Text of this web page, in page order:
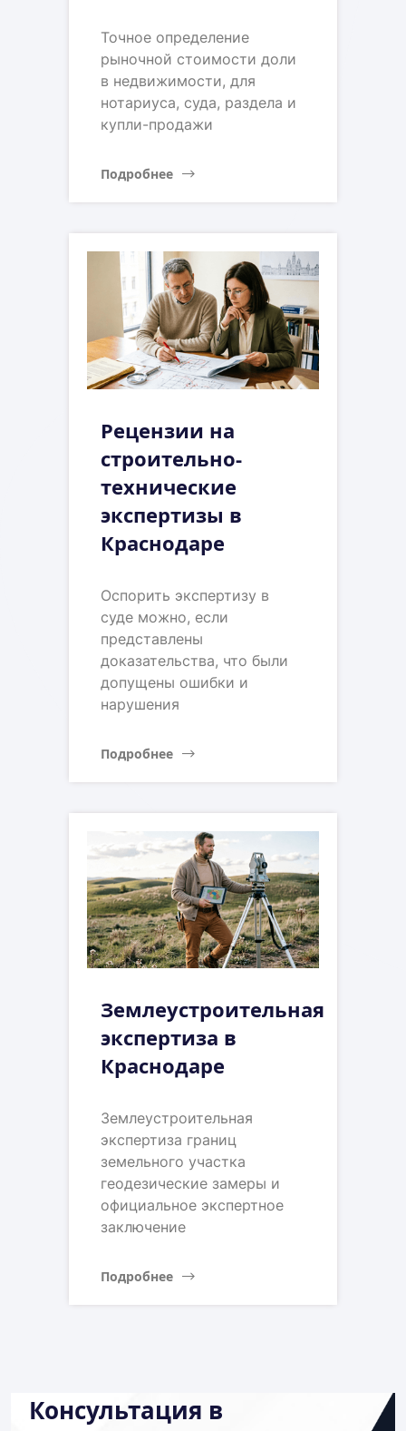
Точное определение
рыночной стоимости доли
в недвижимости, для
нотариуса, суда, раздела и
купли-продажи
Подробнее
Рецензии на
строительно-
технические
экспертизы в
Краснодаре
Оспорить экспертизу в
суде можно, если
представлены
доказательства, что были
допущены ошибки и
нарушения
Подробнее
Землеустроительная
экспертиза в
Краснодаре
Землеустроительная
экспертиза границ
земельного участка
геодезические замеры и
официальное экспертное
заключение
Подробнее
Консультация в